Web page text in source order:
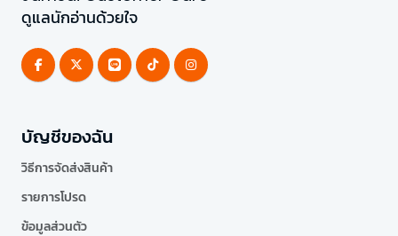
ดูแลนักอ่านด้วยใจ
บัญชีของฉัน
วิธีการจัดส่งสินค้า
รายการโปรด
ข้อมูลส่วนตัว